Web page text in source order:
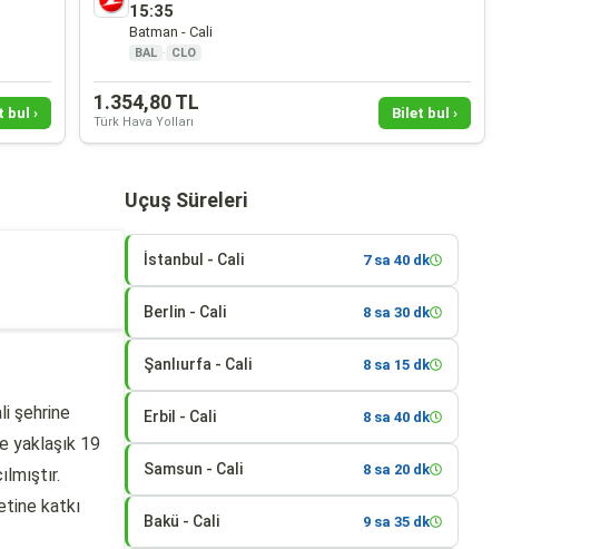
bul ›
15:35
Batman - Cali
BAL · CLO
1.354,80 TL
Türk Hava Yolları
Bilet bul ›
şehrine
yaklaşık 19
katkı
Uçuş Süreleri
İstanbul - Cali 7 sa 40 dk
Berlin - Cali 8 sa 30 dk
Şanlıurfa - Cali 8 sa 15 dk
Erbil - Cali 8 sa 40 dk
Samsun - Cali 8 sa 20 dk
Bakü - Cali 9 sa 35 dk